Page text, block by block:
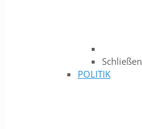
Schließen
POLITIK